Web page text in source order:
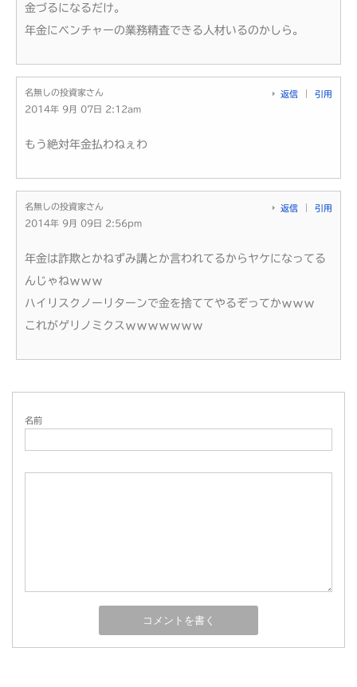
金づるになるだけ。
年金にベンチャーの業務精査できる人材いるのかしら。
名無しの投資家さん
2014年 9月 07日 2:12am
返信 引用
もう絶対年金払わねぇわ
名無しの投資家さん
2014年 9月 09日 2:56pm
返信 引用
年金は詐欺とかねずみ講とか言われてるからヤケになってる
んじゃねｗｗｗ
ハイリスクノーリターンで金を捨ててやるぞってかｗｗｗ
これがゲリノミクスｗｗｗｗｗｗｗ
名前